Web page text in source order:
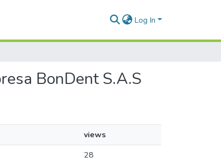
Log In
BonDent S.A.S
views
28